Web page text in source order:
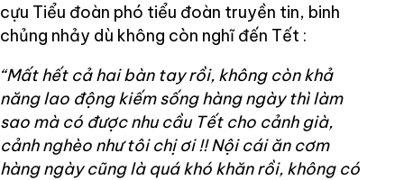
cựu Tiểu đoàn phó tiểu đoàn truyền tin, binh
chủng nhảy dù không còn nghĩ đến Tết :
“Mất hết cả hai bàn tay rồi, không còn khả
năng lao động kiếm sống hàng ngày thì làm
sao mà có được nhu cầu Tết cho cảnh già,
cảnh nghèo như tôi chị ơi !! Nội cái ăn cơm
hàng ngày cũng là quá khó khăn rồi, không có